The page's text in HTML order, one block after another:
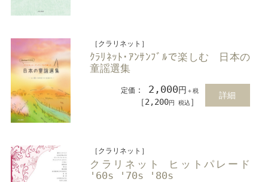
［クラリネット］
ｸﾗﾘﾈｯﾄ･ｱﾝｻﾝﾌﾞﾙで楽しむ 日本の
童謡選集
定価 ： 2,000円 ＋税
［2,200円 税込 ］
詳細
［クラリネット］
クラリネット ヒットパレード
'60s '70s '80s